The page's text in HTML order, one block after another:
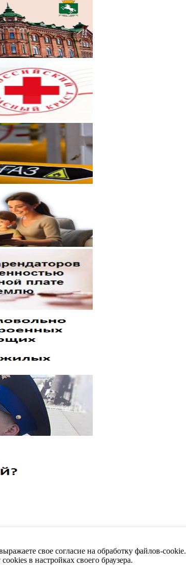
свое согласие на обработку файлов-cookie.
в настройках своего браузера.